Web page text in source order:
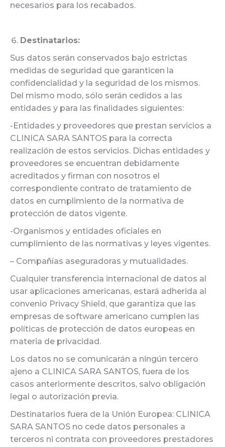
necesarios para los recabados.
Destinatarios:
Sus datos serán conservados bajo estrictas
medidas de seguridad que garanticen la
confidencialidad y la seguridad de los mismos.
Del mismo modo, sólo serán cedidos a las
entidades y para las finalidades siguientes:
-Entidades y proveedores que prestan servicios a
CLINICA SARA SANTOS para la correcta
realización de estos servicios. Dichas entidades y
proveedores se encuentran debidamente
acreditados y firman con nosotros el
correspondiente contrato de tratamiento de
datos en cumplimiento de la normativa de
protección de datos vigente.
-Organismos y entidades oficiales en
cumplimiento de las normativas y leyes vigentes.
– Compañías aseguradoras y mutualidades.
Cualquier transferencia internacional de datos al
usar aplicaciones americanas, estará adherida al
convenio Privacy Shield, que garantiza que las
empresas de software americano cumplen las
políticas de protección de datos europeas en
materia de privacidad.
Los datos no se comunicarán a ningún tercero
ajeno a CLINICA SARA SANTOS, fuera de los
casos anteriormente descritos, salvo obligación
legal o autorización previa.
Destinatarios fuera de la Unión Europea: CLINICA
SARA SANTOS no cede datos personales a
terceros ni contrata con proveedores prestadores